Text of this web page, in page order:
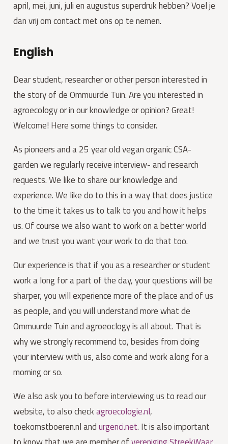
april, mei, juni, juli en augustus superdruk hebben? Voel je
dan vrij om contact met ons op te nemen.
English
Dear student, researcher or other person interested in
the story of de Ommuurde Tuin. Are you interested in
agroecology or in our knowledge or opinion? Great!
Welcome! Here some things to consider.
As pioneers and a 25 year old vegan organic CSA-
garden we regularly receive interview- and research
requests. We like to share our knowledge and
experience. We like do to this in a way that does justice
to the time it takes us to talk to you and how it helps
us. Of course we also want to work on a better world
and we trust you want your work to do that too.
Our experience is that if you as a researcher or student
work a long for a part of the day, your questions will be
sharper, you will experience more of the place and of us
as people, and you will understand more what de
Ommuurde Tuin and agroeoclogy is all about. That is
why we strongly recommend to, besides from doing
your interview with us, also come and work along for a
morning or so.
We also ask you to before interviewing us to read our
website, to also checkagroecologie.nl,
toekomstboeren.nl andurgenci.net. It is also important